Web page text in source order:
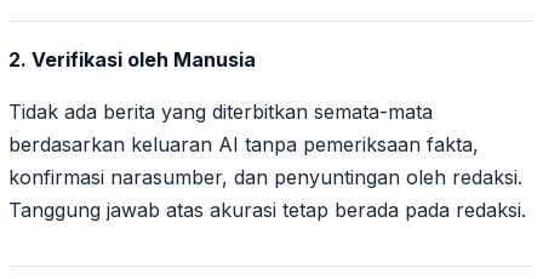
2. Verifikasi oleh Manusia
Tidak ada berita yang diterbitkan semata-mata
berdasarkan keluaran AI tanpa pemeriksaan fakta,
konfirmasi narasumber, dan penyuntingan oleh redaksi.
Tanggung jawab atas akurasi tetap berada pada redaksi.